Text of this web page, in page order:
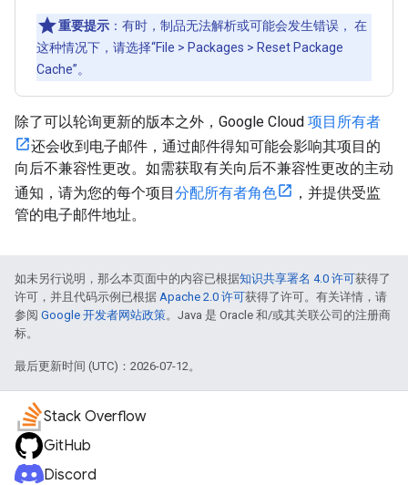
重要提示 ：有时，制品无法解析或可能会发生错误， 在
这种情况下，请选择“File > Packages > Reset Package
Cache”。
除了可以轮询更新的版本之外，Google Cloud 项目所有者
还会收到电子邮件，通过邮件得知可能会影响其项目的
向后不兼容性更改。如需获取有关向后不兼容性更改的主动
通知，请为您的每个项目分配所有者角色
，并提供受监
管的电子邮件地址。
如未另行说明，那么本页面中的内容已根据知识共享署名 4.0 许可获得了
许可，并且代码示例已根据 Apache 2.0 许可获得了许可。有关详情，请
参阅 Google 开发者网站政策。Java 是 Oracle 和/或其关联公司的注册商
标。
最后更新时间 (UTC)：2026-07-12。
Stack Overflow
GitHub
Discord